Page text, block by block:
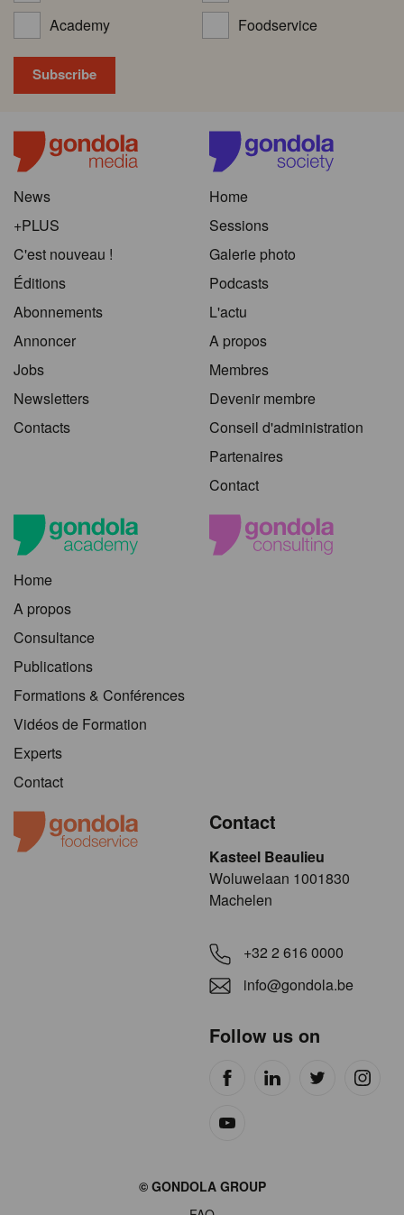
Academy
Foodservice
News
+PLUS
C'est nouveau !
Éditions
Abonnements
Annoncer
Jobs
Newsletters
Contacts
Home
Sessions
Galerie photo
Podcasts
L'actu
A propos
Membres
Devenir membre
Conseil d'administration
Partenaires
Contact
Home
A propos
Consultance
Publications
Formations & Conférences
Vidéos de Formation
Experts
Contact
Contact
Kasteel Beaulieu
​​​Woluwelaan 1001830
Machelen
+32 2 616 0000
info@gondola.be
Follow us on
© GONDOLA GROUP